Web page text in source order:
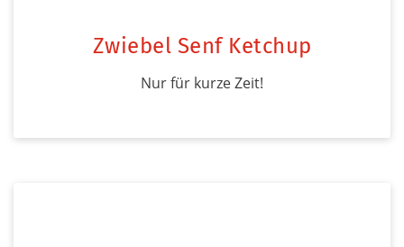
Zwiebel Senf Ketchup
Nur für kurze Zeit!